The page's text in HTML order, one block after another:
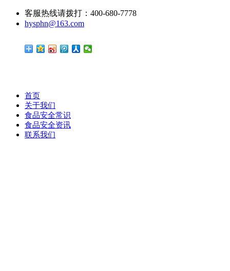
客服热线请拨打：400-680-7778
hysphn@163.com
首页
关于我们
食品安全常识
食品安全资讯
联系我们